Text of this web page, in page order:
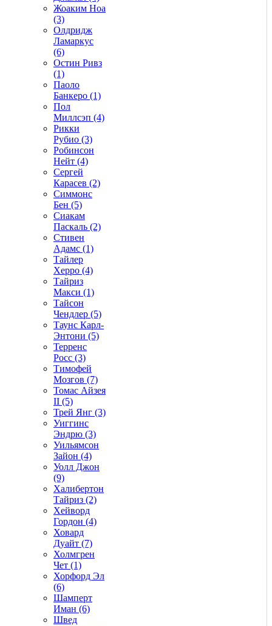
Жоаким Ноа
(3)
Олдридж
Ламаркус
(6)
Остин Ривз
(1)
Паоло
Банкеро (1)
Пол
Миллсэп (4)
Рикки
Рубио (3)
Робинсон
Нейт (4)
Сергей
Карасев (2)
Симмонс
Бен (5)
Сиакам
Паскаль (2)
Стивен
Адамс (1)
Тайлер
Херро (4)
Тайриз
Макси (1)
Тайсон
Чендлер (5)
Таунс Карл-
Энтони (5)
Терренс
Росс (3)
Тимофей
Мозгов (7)
Томас Айзея
II (5)
Трей Янг (3)
Уиггинс
Эндрю (3)
Уильямсон
Зайон (4)
Уолл Джон
(9)
Халибертон
Тайриз (2)
Хейворд
Гордон (4)
Ховард
Дуайт (7)
Холмгрен
Чет (1)
Хорфорд Эл
(6)
Шамперт
Иман (6)
Швед